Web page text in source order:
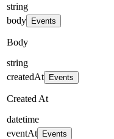
string
body
Events
Body
string
createdAt
Events
Created At
datetime
eventAt
Events